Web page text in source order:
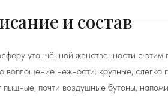
и состав
утончённой женственности с
воплощение нежности: крупные,
пышные, почти воздушные бутоны,